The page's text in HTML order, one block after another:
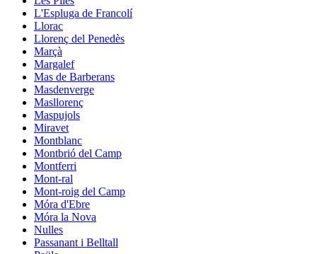
L'Espluga de Francolí
Llorac
Llorenç del Penedès
Marçà
Margalef
Mas de Barberans
Masdenverge
Masllorenç
Maspujols
Miravet
Montblanc
Montbrió del Camp
Montferri
Mont-ral
Mont-roig del Camp
Móra d'Ebre
Móra la Nova
Nulles
Passanant i Belltall